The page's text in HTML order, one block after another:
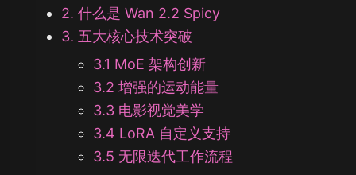
2. 什么是 Wan 2.2 Spicy
3. 五大核心技术突破
3.1 MoE 架构创新
3.2 增强的运动能量
3.3 电影视觉美学
3.4 LoRA 自定义支持
3.5 无限迭代工作流程